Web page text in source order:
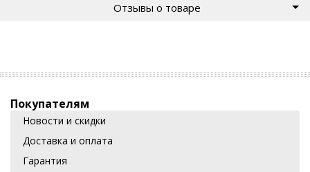
Отзывы о товаре
Покупателям
Новости и скидки
Доставка и оплата
Гарантия